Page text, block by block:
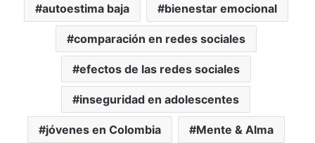
autoestima baja bienestar emocional
comparación en redes sociales
efectos de las redes sociales
inseguridad en adolescentes
jóvenes en Colombia Mente & Alma